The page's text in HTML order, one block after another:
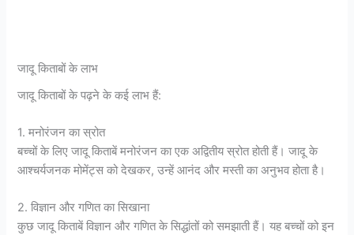
जादू किताबों के लाभ
जादू किताबों के पढ़ने के कई लाभ हैं:
1. मनोरंजन का स्रोत
बच्चों के लिए जादू किताबें मनोरंजन का एक अद्वितीय स्रोत होती हैं। जादू के
आश्चर्यजनक मोमेंट्स को देखकर, उन्हें आनंद और मस्ती का अनुभव होता है।
2. विज्ञान और गणित का सिखाना
कुछ जादू किताबें विज्ञान और गणित के सिद्धांतों को समझाती हैं। यह बच्चों को इन